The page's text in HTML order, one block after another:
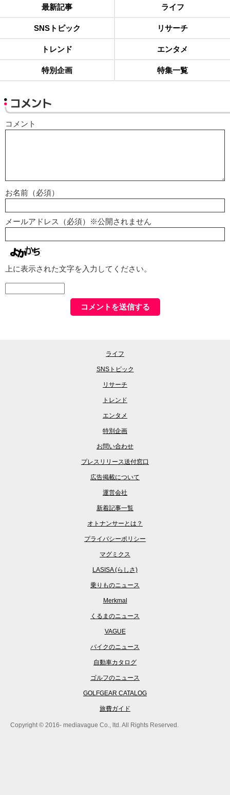
最新記事 ライフ
SNSトピック リサーチ
トレンド エンタメ
特別企画 特集一覧
コメント
コメント
お名前（必須）
メールアドレス（必須）※公開されません
上に表示された文字を入力してください。
ライフ
SNSトピック
リサーチ
トレンド
エンタメ
特別企画
お問い合わせ
プレスリリース送付窓口
広告掲載について
運営会社
新着記事一覧
オトナンサーとは？
プライバシーポリシー
マグミクス
LASISA (らしさ)
乗りものニュース
Merkmal
くるまのニュース
VAGUE
バイクのニュース
自動車カタログ
ゴルフのニュース
GOLFGEAR CATALOG
旅費ガイド
Copyright © 2016- mediavague Co., ltd. All Rights Reserved.